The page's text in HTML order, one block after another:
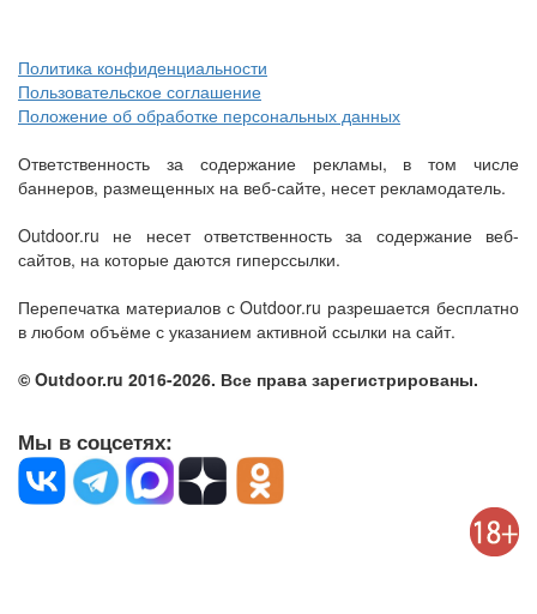
Политика конфиденциальности
Пользовательское соглашение
Положение об обработке персональных данных
Ответственность за содержание рекламы, в том числе
баннеров, размещенных на веб-сайте, несет рекламодатель.
Outdoor.ru не несет ответственность за содержание веб-
сайтов, на которые даются гиперссылки.
Перепечатка материалов с Outdoor.ru разрешается бесплатно
в любом объёме с указанием активной ссылки на сайт.
© Outdoor.ru 2016-2026. Все права зарегистрированы.
Мы в соцсетях: